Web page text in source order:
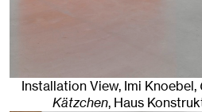
Installation View, Imi Knoebel,
Kätzchen, Haus